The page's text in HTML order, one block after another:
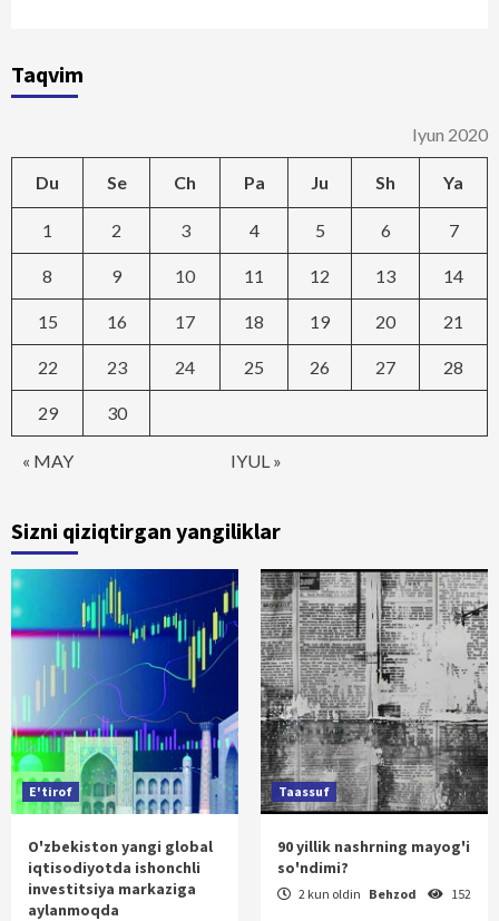
Taqvim
Iyun 2020
Du Se Ch Pa Ju Sh Ya
« MAY IYUL »
1 2 3 4 5 6 7
8 9 10 11 12 13 14
15 16 17 18 19 20 21
22 23 24 25 26 27 28
29 30
Sizni qiziqtirgan yangiliklar
E'tirof
O'zbekiston yangi global
iqtisodiyotda ishonchli
investitsiya markaziga
aylanmoqda
Taassuf
90 yillik nashrning mayog'i
so'ndimi?
2 kun oldin Behzod 152